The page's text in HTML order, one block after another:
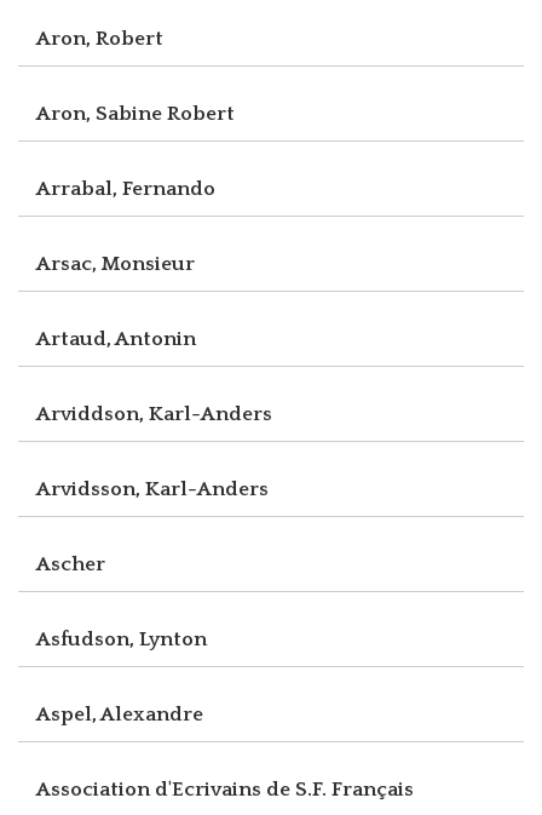
Aron, Robert
Aron, Sabine Robert
Arrabal, Fernando
Arsac, Monsieur
Artaud, Antonin
Arviddson, Karl-Anders
Arvidsson, Karl-Anders
Ascher
Asfudson, Lynton
Aspel, Alexandre
Association d'Ecrivains de S.F. Français